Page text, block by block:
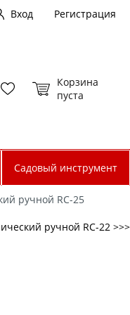
Вход Регистрация
Корзина
пуста
Садовый инструмент
ручной RC-25
ручной RC-22 >>>